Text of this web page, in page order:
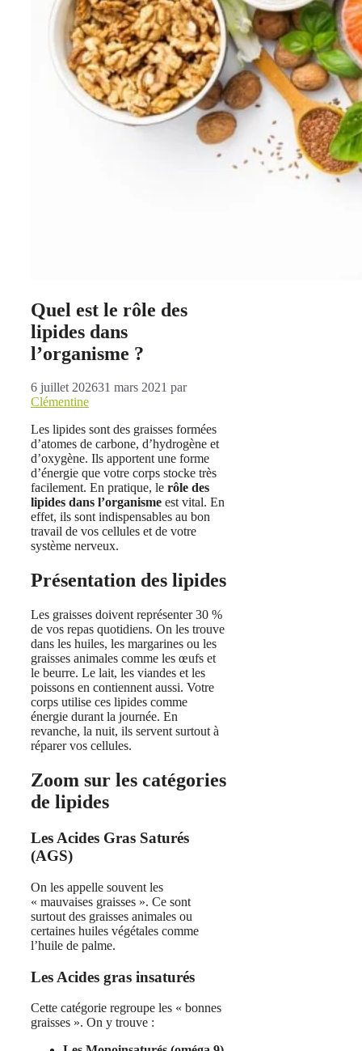
Quel est le rôle des
lipides dans
l’organisme ?
6 juillet 202631 mars 2021 par
Clémentine
Les lipides sont des graisses formées
d’atomes de carbone, d’hydrogène et
d’oxygène. Ils apportent une forme
d’énergie que votre corps stocke très
facilement. En pratique, le rôle des
lipides dans l’organisme est vital. En
effet, ils sont indispensables au bon
travail de vos cellules et de votre
système nerveux.
Présentation des lipides
Les graisses doivent représenter 30 %
de vos repas quotidiens. On les trouve
dans les huiles, les margarines ou les
graisses animales comme les œufs et
le beurre. Le lait, les viandes et les
poissons en contiennent aussi. Votre
corps utilise ces lipides comme
énergie durant la journée. En
revanche, la nuit, ils servent surtout à
réparer vos cellules.
Zoom sur les catégories
de lipides
Les Acides Gras Saturés
(AGS)
On les appelle souvent les
« mauvaises graisses ». Ce sont
surtout des graisses animales ou
certaines huiles végétales comme
l’huile de palme.
Les Acides gras insaturés
Cette catégorie regroupe les « bonnes
graisses ». On y trouve :